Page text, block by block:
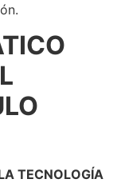
TECNOLOGÍA